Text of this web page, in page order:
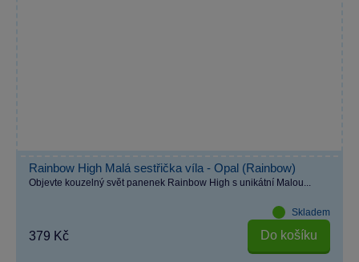
Rainbow High Malá sestřička víla - Opal (Rainbow)
Objevte kouzelný svět panenek Rainbow High s unikátní Malou...
Skladem
379 Kč Do košíku